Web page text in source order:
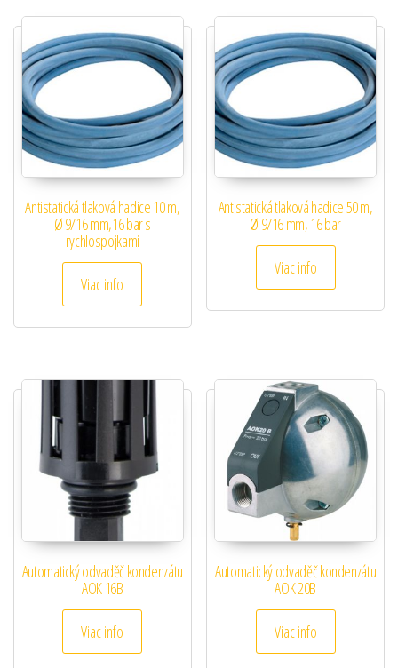
Antistatická tlaková hadice 10 m,
Ø 9/16 mm,16 bar s
rychlospojkami
Viac info
Antistatická tlaková hadice 50 m,
Ø 9/16 mm, 16 bar
Viac info
Automatický odvaděč kondenzátu
AOK 16B
Viac info
Automatický odvaděč kondenzátu
AOK 20B
Viac info